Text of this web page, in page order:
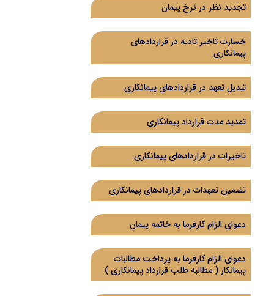
تجدید نظر در نرخ پیمان
خسارت تاخیر تادیه در قراردادهای
پیمانکاری
تبدیل تعهد در قراردادهای پیمانکاری
تمدید مدت قرارداد پیمانکاری
تاخیرات در قراردادهای پیمانکاری
تضمین تعهدات در قراردادهای پیمانکاری
دعوای الزام کارفرما به خاتمه پیمان
دعوای الزام کارفرما به پرداخت مطالبات
پیمانکار ( مطالبه طلب قرارداد پیمانکاری )